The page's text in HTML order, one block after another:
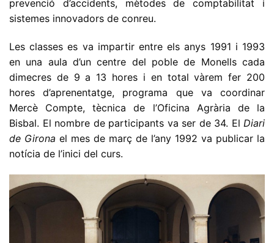
prevenció d’accidents, mètodes de comptabilitat i
sistemes innovadors de conreu.
Les classes es va impartir entre els anys 1991 i 1993
en una aula d’un centre del poble de Monells cada
dimecres de 9 a 13 hores i en total vàrem fer 200
hores d’aprenentatge, programa que va coordinar
Mercè Compte, tècnica de l’Oficina Agrària de la
Bisbal. El nombre de participants va ser de 34. El Diari
de Girona el mes de març de l’any 1992 va publicar la
notícia de l’inici del curs.